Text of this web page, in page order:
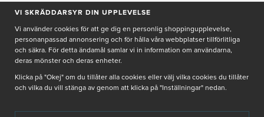
PRENUMERERA PÅ NYHETSBREV
Genom att ge min e-post, accepterar jag Seth och Sallyintegritetspolicy
De uppgifter du matar in kommer endast användas till våra nyhetsbrev.
VI SKRÄDDARSYR DIN UPPLEVELSE
Vi använder cookies för att ge dig en personlig shoppingupplevelse,
personanpassad annonsering och för hålla våra webbplatser tillförlitliga
och säkra. För detta ändamål samlar vi in information om användarna,
deras mönster och deras enheter.
Klicka på "Okej" om du tillåter alla cookies eller välj vilka cookies du tillåter
och vilka du vill stänga av genom att klicka på "Inställningar" nedan.